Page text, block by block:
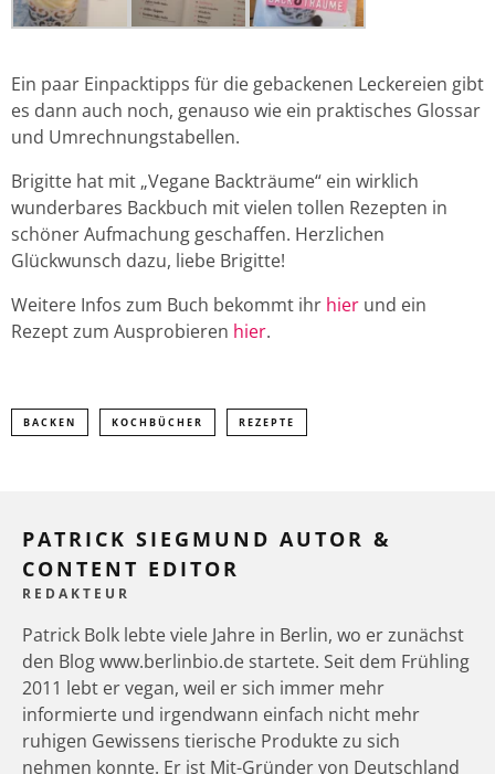
Ein paar Einpacktipps für die gebackenen Leckereien gibt
es dann auch noch, genauso wie ein praktisches Glossar
und Umrechnungstabellen.
Brigitte hat mit „Vegane Backträume“ ein wirklich
wunderbares Backbuch mit vielen tollen Rezepten in
schöner Aufmachung geschaffen. Herzlichen
Glückwunsch dazu, liebe Brigitte!
Weitere Infos zum Buch bekommt ihr hier und ein
Rezept zum Ausprobieren hier.
BACKEN KOCHBÜCHER REZEPTE
PATRICK SIEGMUND AUTOR &
CONTENT EDITOR
REDAKTEUR
Patrick Bolk lebte viele Jahre in Berlin, wo er zunächst
den Blog www.berlinbio.de startete. Seit dem Frühling
2011 lebt er vegan, weil er sich immer mehr
informierte und irgendwann einfach nicht mehr
ruhigen Gewissens tierische Produkte zu sich
nehmen konnte. Er ist Mit-Gründer von Deutschland